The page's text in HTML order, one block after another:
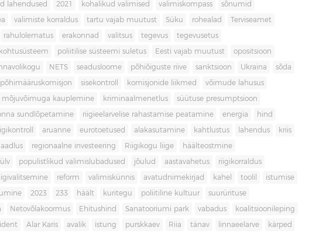
lahendused 2021 kohalikud valimised valimiskompass sõnumid
valimiste korraldus tartu vajab muutust Süku rohealad Terviseamet
rahulolematus erakonnad valitsus tegevus tegevusetus
kohtusüsteem poliitilise süsteemi suletus Eesti vajab muutust opositsioon
NETS seadusloome põhiõiguste riive sanktsioon Ukraina sõda
põhimääruskomisjon sisekontroll komisjonide liikmed võimude lahusus
mõjuvõimuga kauplemine kriminaalmenetlus süütuse presumptsioon
sundlõpetamine riigieelarvelise rahastamise peatamine energia hind
aruanne eurotoetused alakasutamine kahtlustus lahendus kriis
regionaalne investeering Riigikogu liige häälteostmine
populistlikud valimislubadused jõulud aastavahetus riigikorraldus
reform valimiskünnis avatudnimekirjad kahel toolil istumise
2023 233 häält kuritegu poliitiline kultuur suurürituse
Netovõlakoormus Ehitushind Sanatooriumi park vabadus koalitsioonileping
Alar Karis avalik istung purskkaev Riia tänav linnaeelarve kärped